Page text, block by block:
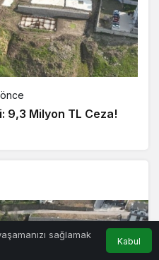
9,3 Milyon TL Ceza!
sağlamak
Kabul